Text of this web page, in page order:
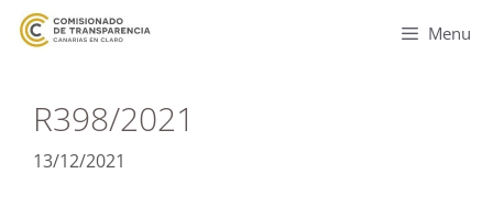
Menu
R398/2021
13/12/2021